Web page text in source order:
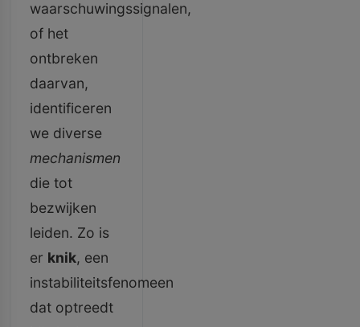
waarschuwingssignalen,
of het
ontbreken
daarvan,
identificeren
we diverse
mechanismen
die tot
bezwijken
leiden. Zo is
er knik, een
instabiliteitsfenomeen
dat optreedt